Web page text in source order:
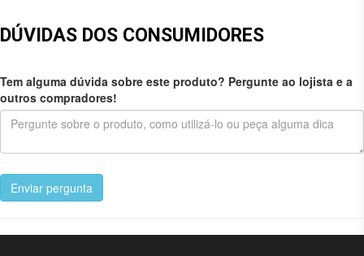
DÚVIDAS DOS CONSUMIDORES
Tem alguma dúvida sobre este produto? Pergunte ao lojista e a
outros compradores!
Enviar pergunta